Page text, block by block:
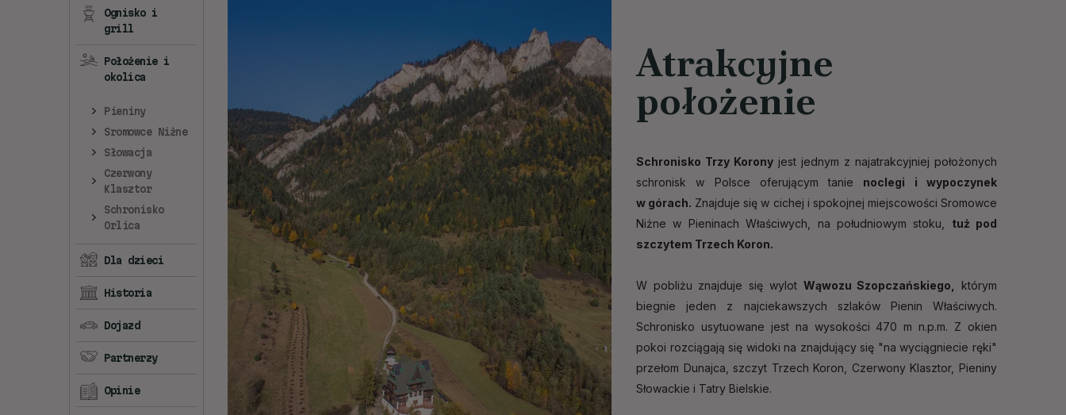
Ognisko i
grill
Położenie i
okolica
Pieniny
Sromowce Niżne
Słowacja
Czerwony
Klasztor
Schronisko
Orlica
Dla dzieci
Historia
Dojazd
Partnerzy
Opinie
Atrakcyjne
położenie
Schronisko Trzy Korony jest jednym z najatrakcyjniej położonych
schronisk w Polsce oferującym tanie noclegi i wypoczynek
w górach. Znajduje się w cichej i spokojnej miejscowości Sromowce
Niżne w Pieninach Właściwych, na południowym stoku, tuż pod
szczytem Trzech Koron.
W pobliżu znajduje się wylot Wąwozu Szopczańskiego,
którym
biegnie jeden z najciekawszych szlaków Pienin Właściwych.
Schronisko usytuowane jest na wysokości 470 m n.p.m. Z okien
pokoi rozciągają się widoki na znajdujący się "na wyciągniecie ręki"
przełom Dunajca, szczyt Trzech Koron, Czerwony Klasztor, Pieniny
Słowackie i Tatry Bielskie.